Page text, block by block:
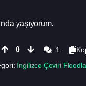
yaşıyorum.
0 1
İngilizce Çeviri